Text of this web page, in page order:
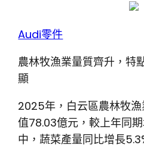
Audi零件
農林牧漁業量質齊升，特
顯
2025年，白云區農林牧
值78.03億元，較上年同
中，蔬菜產量同比增長